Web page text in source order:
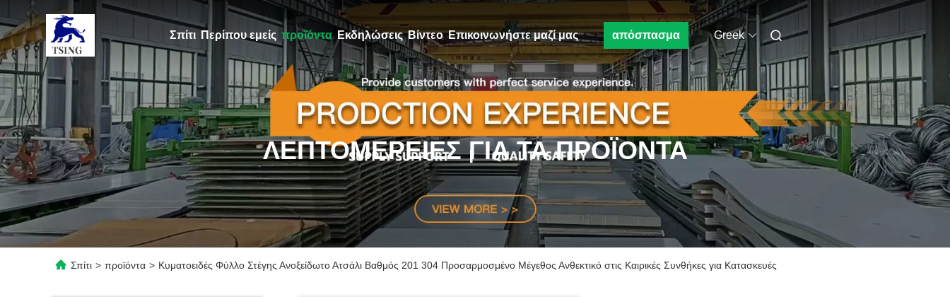
Σπίτι Περίπου εμείς προϊόντα Εκδηλώσεις Βίντεο Επικοινωνήστε μαζί μας απόσπασμα Greek
ΛΕΠΤΟΜΈΡΕΙΕΣ ΓΙΑ ΤΑ ΠΡΟΪΌΝΤΑ
Σπίτι > προϊόντα > Κυματοειδές Φύλλο Στέγης Ανοξείδωτο Ατσάλι Βαθμός 201 304 Προσαρμοσμένο Μέγεθος Ανθεκτικό στις Καιρικές Συνθήκες για Κατασκευές